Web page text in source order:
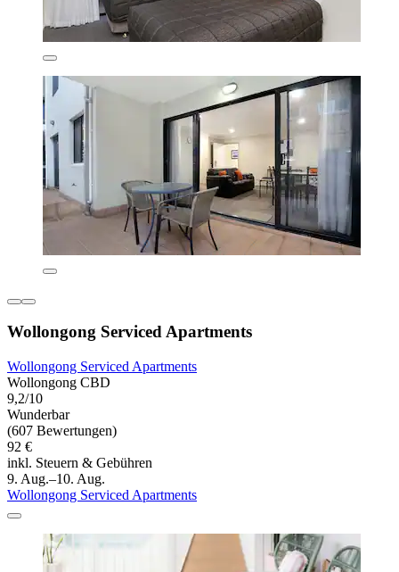
Wollongong Serviced Apartments
Wollongong Serviced Apartments
Wollongong CBD
9,2/10
Wunderbar
(607 Bewertungen)
92 €
inkl. Steuern & Gebühren
9. Aug.–10. Aug.
Wollongong Serviced Apartments